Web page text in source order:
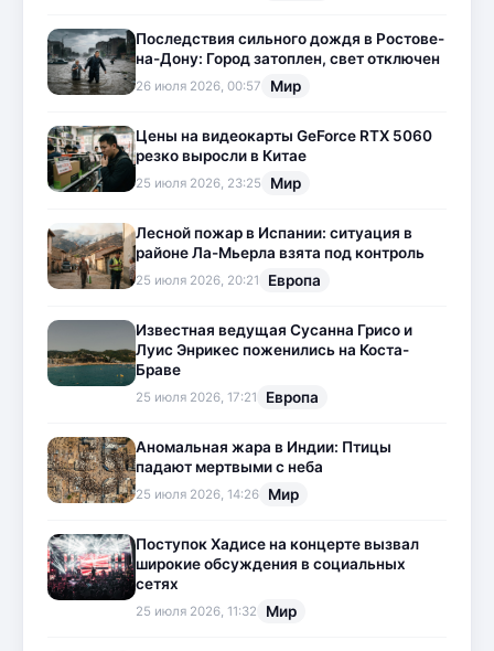
Последствия сильного дождя в Ростове-
на-Дону: Город затоплен, свет отключен
26 июля 2026, 00:57 Мир
Цены на видеокарты GeForce RTX 5060
резко выросли в Китае
25 июля 2026, 23:25 Мир
Лесной пожар в Испании: ситуация в
районе Ла-Мьерла взята под контроль
25 июля 2026, 20:21 Европа
Известная ведущая Сусанна Грисо и
Луис Энрикес поженились на Коста-
Браве
25 июля 2026, 17:21 Европа
Аномальная жара в Индии: Птицы
падают мертвыми с неба
25 июля 2026, 14:26 Мир
Поступок Хадисе на концерте вызвал
широкие обсуждения в социальных
сетях
25 июля 2026, 11:32 Мир